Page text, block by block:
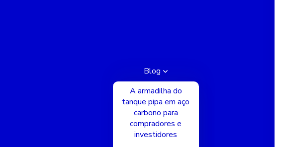
Blog
A armadilha do
tanque pipa em aço
carbono para
compradores e
investidores